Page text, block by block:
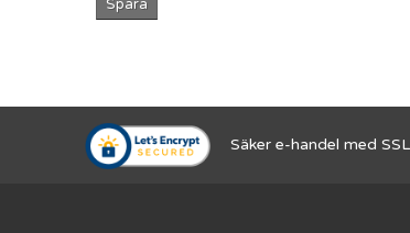
Spara
Säker e-handel med